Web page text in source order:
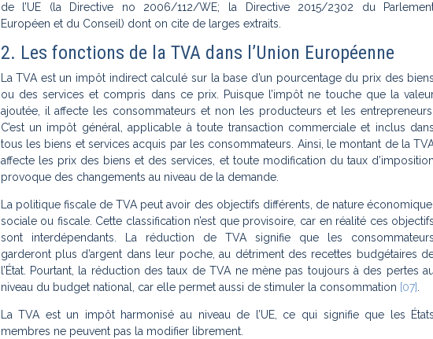
de l’UE (la Directive no 2006/112/WE; la Directive 2015/2302 du
Européen et du Conseil) dont on cite de larges extraits.
2. Les fonctions de la TVA dans l’Union Européenne
La TVA est un impôt indirect calculé sur la base d’un pourcentage du prix des biens
ou des services et compris dans ce prix. Puisque l’impôt ne touche que la
ajoutée, il affecte les consommateurs et non les producteurs et les entrepreneurs.
C’est un impôt général, applicable à toute transaction commerciale et inclus dans
tous les biens et services acquis par les consommateurs. Ainsi, le montant de la
affecte les prix des biens et des services, et toute modification du taux d’imposition
provoque des changements au niveau de la demande.
La politique fiscale de TVA peut avoir des objectifs différents, de nature économique,
sociale ou fiscale. Cette classification n’est que provisoire, car en réalité ces objectifs
sont interdépendants. La réduction de TVA signifie que les consommateurs
garderont plus d’argent dans leur poche, au détriment des recettes budgétaires
l’État. Pourtant, la réduction des taux de TVA ne mène pas toujours à des pertes
niveau du budget national, car elle permet aussi de stimuler la consommation [07].
La TVA est un impôt harmonisé au niveau de l’UE, ce qui signifie que les États
membres ne peuvent pas la modifier librement.